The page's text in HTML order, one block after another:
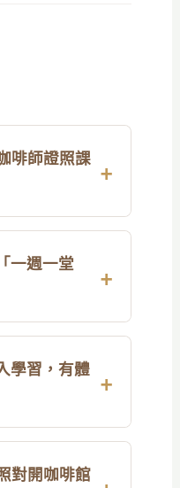
啡師證照課
一週一堂
學習，有體
對開咖啡館